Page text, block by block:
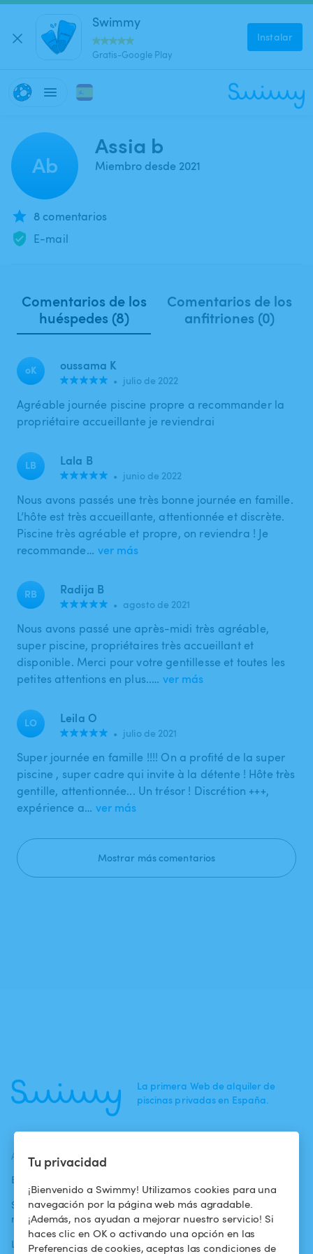
Tu privacidad
¡Bienvenido a Swimmy! Utilizamos cookies para una
navegación por la página web más agradable.
¡Además, nos ayudan a mejorar nuestro servicio! Si
haces clic en OK o activando una opción en las
Preferencias de cookies, aceptas las condiciones de
Swimmy
Gratis-Google Play
Instalar
Ab
Assia b
Miembro desde 2021
8 comentarios
E-mail
Comentarios de los
huéspedes (8)
Comentarios de los
anfitriones (0)
oK oussama K
• julio de 2022
Agréable journée piscine propre a recommander la
propriétaire accueillante je reviendrai
LB Lala B
• junio de 2022
Nous avons passés une très bonne journée en famille.
L’hôte est très accueillante, attentionnée et discrète.
Piscine très agréable et propre, on reviendra ! Je
recommande… ver más
RB Radija B
• agosto de 2021
Nous avons passé une après-midi très agréable,
super piscine, propriétaires très accueillant et
disponible. Merci pour votre gentillesse et toutes les
petites attentions en plus..… ver más
LO Leila O
• julio de 2021
Super journée en famille !!!! On a profité de la super
piscine , super cadre qui invite à la détente ! Hôte très
gentille, attentionnée... Un trésor ! Discrétion +++,
expérience a… ver más
Mostrar más comentarios
La primera Web de alquiler de
piscinas privadas en España.
ACTUALIDADES
Blog
Swimmy en los
medios
La aventura
Para los
propietarios
Alquilar mi
Condiciones de
uso
Política de